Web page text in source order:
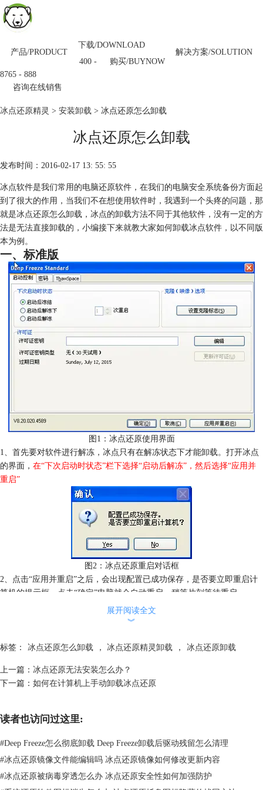
产品/PRODUCT 解决方案/SOLUTION
下载/DOWNLOAD
购买/BUYNOW
400 -
8765 - 888
咨询在线销售
冰点还原精灵 > 安装卸载 > 冰点还原怎么卸载
冰点还原怎么卸载
发布时间：2016-02-17 13: 55: 55
冰点软件是我们常用的电脑还原软件，在我们的电脑安全系统备份方面起
到了很大的作用，当我们不在想使用软件时，我遇到一个头疼的问题，那
就是冰点还原怎么卸载，冰点的卸载方法不同于其他软件，没有一定的方
法是无法直接卸载的，小编接下来就教大家如何卸载冰点软件，以不同版
本为例。
一、标准版
图1：冰点还原使用界面
1、首先要对软件进行解冻，冰点只有在解冻状态下才能卸载。打开冰点
的界面， 在“下次启动时状态”栏下选择“启动后解冻”，然后选择“应用并
重启”
图2：冰点还原重启对话框
2、点击“应用并重启”之后，会出现配置已成功保存，是否要立即重启计
算机的提示框，点击“确定”电脑就会自动重启，稍等片刻等待重启。
图3：冰点还原解冻状态
软件已经被解冻了，没有任何作用了。如上图所示
展开阅读全文
︾
标签： 冰点还原怎么卸载 ， 冰点还原精灵卸载 ， 冰点还原卸载
上一篇： 冰点还原无法安装怎么办？
下一篇： 如何在计算机上手动卸载冰点还原
读者也访问过这里:
#Deep Freeze怎么彻底卸载 Deep Freeze卸载后驱动残留怎么清理
#冰点还原镜像文件能编辑吗 冰点还原镜像如何修改更新内容
#冰点还原被病毒穿透怎么办 冰点还原安全性如何加强防护